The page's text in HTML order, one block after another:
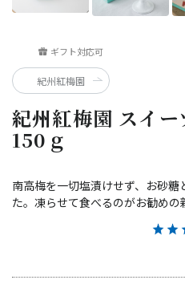
紀州紅梅園 スイー
150ｇ
ギフト対応可
南高梅を一切塩漬けせず、お砂
た。凍らせて食べるのがお勧めの
紀州紅梅園